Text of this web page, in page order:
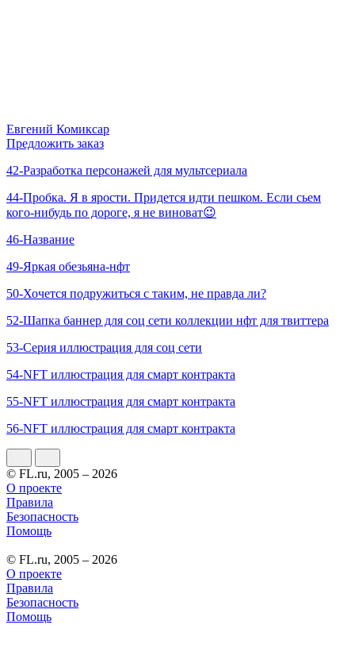
Евгений Комиксар
Предложить заказ
42-Разработка персонажей для мультсериала
44-Пробка. Я в ярости. Придется идти пешком. Если сьем
кого-нибудь по дороге, я не виноват😉
46-Название
49-Яркая обезьяна-нфт
50-Хочется подружиться с таким, не правда ли?
52-Шапка баннер для соц сети коллекции нфт для твиттера
53-Серия иллюстрация для cоц сети
54-NFT иллюстрация для смарт контракта
55-NFT иллюстрация для смарт контракта
56-NFT иллюстрация для смарт контракта
© FL.ru, 2005 – 2026
О проекте
Правила
Безопасность
Помощь
© FL.ru, 2005 – 2026
О проекте
Правила
Безопасность
Помощь